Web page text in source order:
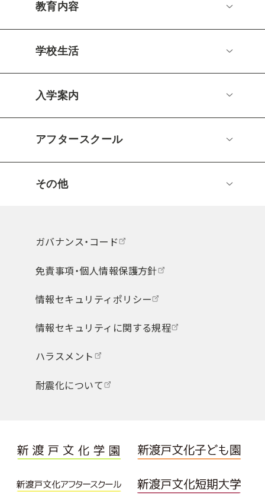
教育内容
学校生活
入学案内
アフタースクール
その他
ガバナンス・コード
免責事項・個人情報保護方針
情報セキュリティポリシー
情報セキュリティに関する規程
ハラスメント
耐震化について